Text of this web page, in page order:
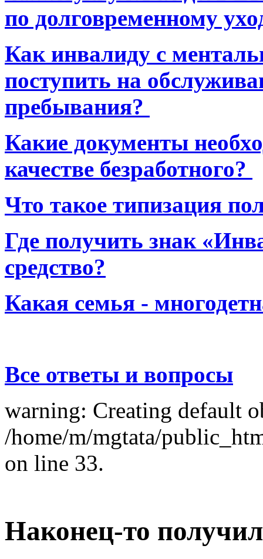
по долговременному
Как инвалиду с
поступить на
пребывания?
Какие документы
качестве безработного?
Что такое типизация
Где получить знак
средство?
Какая семья -
Все ответы и вопросы
warning: Creating default
/home/m/mgtata/
on line 33.
Наконец-то